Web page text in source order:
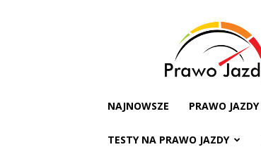
Testy
Prawo
Jazdy
NAJNOWSZE PRAWO JAZDY
TESTY NA PRAWO JAZDY